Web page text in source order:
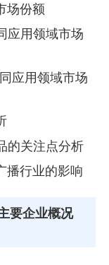
场份额
应用领域市场
应用领域市场
的关注点分析
播行业的影响
要企业概况